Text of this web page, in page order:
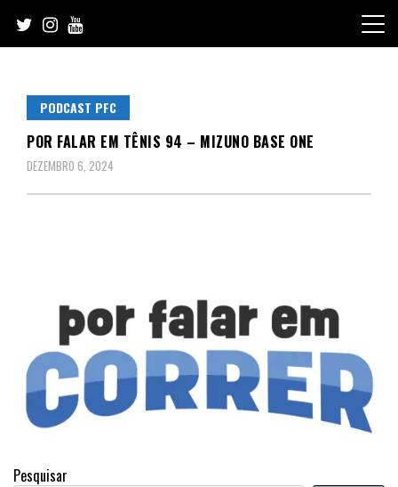
content
PODCAST PFC
POR FALAR EM TÊNIS 94 – MIZUNO BASE ONE
DEZEMBRO 6, 2024
Pesquisar